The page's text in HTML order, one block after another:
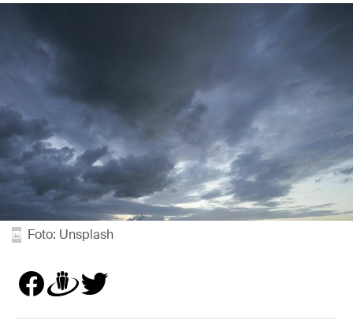
Foto: Unsplash